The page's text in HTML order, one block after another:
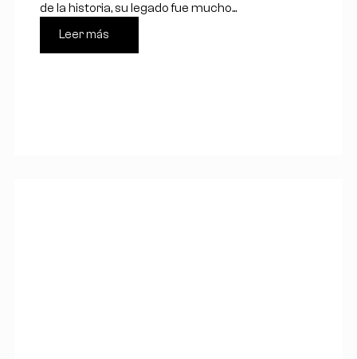
de la historia, su legado fue mucho...
Leer más